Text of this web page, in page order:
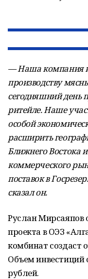
— Наша компания
производству
сегодняшний день
ритейле. Наше
особой
расширить
Ближнего Востока
коммерческого
поставок в
сказал он.
Руслан Мирсаяпов
проекта в ОЭЗ
комбинат создаст
Объем инвестиций
рублей.